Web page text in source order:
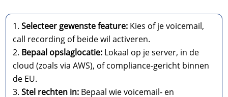
Selecteer gewenste feature: Kies of je voicemail,
call recording of beide wil activeren.
Bepaal opslaglocatie: Lokaal op je server, in de
cloud (zoals via AWS), of compliance-gericht binnen
de EU.
Stel rechten in: Bepaal wie voicemail- en